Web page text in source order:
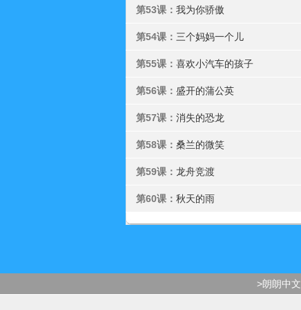
第53课： 我为你骄傲
第54课： 三个妈妈一个儿
第55课： 喜欢小汽车的孩子
第56课： 盛开的蒲公英
第57课： 消失的恐龙
第58课： 桑兰的微笑
第59课： 龙舟竞渡
第60课： 秋天的雨
>朗朗中文